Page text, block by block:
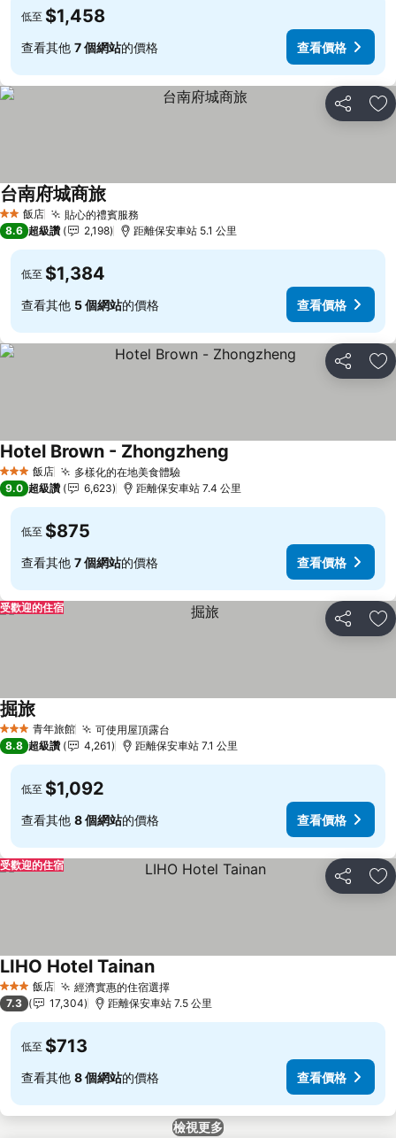
低至 $1,458
查看其他 7 個網站的價格 查看價格
分享 加
2 星級飯店 貼心的禮賓服務
台南府城商旅
8.6 超級讚 2,198 距離保安車站 5.1 公里
低至 $1,384
查看其他 5 個網站的價格 查看價格
分享 加
3 星級 飯店 多樣化的在地美食體驗
Hotel Brown - Zhongzheng
9.0 超級讚 6,623 距離保安車站 7.4 公里
低至 $875
查看其他 7 個網站的價格 查看價格
分享 加
受歡迎的住宿
3 星級 青年旅館 可使用屋頂露台
掘旅
8.8 超級讚 4,261 距離保安車站 7.1 公里
低至 $1,092
查看其他 8 個網站的價格 查看價格
分享 加
受歡迎的住宿
3 星級 飯店 經濟實惠的住宿選擇
LIHO Hotel Tainan
7.3 17,304 距離保安車站 7.5 公里
低至 $713
查看其他 8 個網站的價格 查看價格
檢視更多